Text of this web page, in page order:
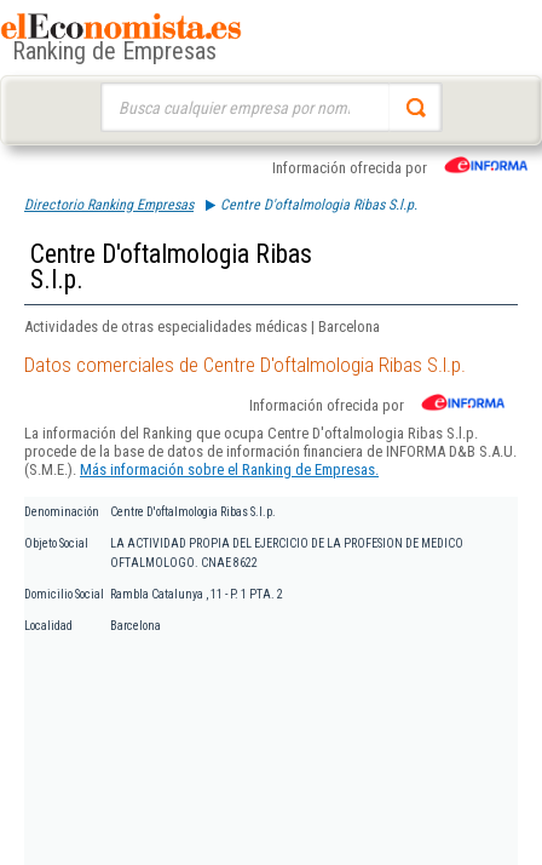
Ranking de Empresas
Información ofrecida por
Directorio Ranking Empresas Centre D'oftalmologia Ribas S.l.p.
Centre D'oftalmologia Ribas
S.l.p.
Actividades de otras especialidades médicas | Barcelona
Datos comerciales de Centre D'oftalmologia Ribas S.l.p.
Información ofrecida por
La información del Ranking que ocupa Centre D'oftalmologia Ribas S.l.p.
procede de la base de datos de información financiera de INFORMA D&B S.A.U.
(S.M.E.). Más información sobre el Ranking de Empresas.
Denominación Centre D'oftalmologia Ribas S.l.p.
Objeto Social
LA ACTIVIDAD PROPIA DEL EJERCICIO DE LA PROFESION DE MEDICO
OFTALMOLOGO. CNAE 8622
Domicilio Social Rambla Catalunya , 11 - P. 1 PTA. 2
Localidad Barcelona